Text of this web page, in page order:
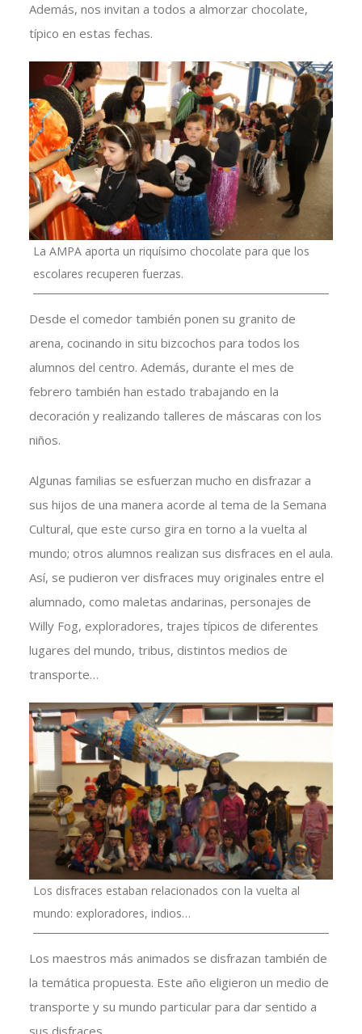
Además, nos invitan a todos a almorzar chocolate,
típico en estas fechas.
La AMPA aporta un riquísimo chocolate para que los
escolares recuperen fuerzas.
Desde el comedor también ponen su granito de
arena, cocinando in situ bizcochos para todos los
alumnos del centro. Además, durante el mes de
febrero también han estado trabajando en la
decoración y realizando talleres de máscaras con los
niños.
Algunas familias se esfuerzan mucho en disfrazar a
sus hijos de una manera acorde al tema de la Semana
Cultural, que este curso gira en torno a la vuelta al
mundo; otros alumnos realizan sus disfraces en el aula.
Así, se pudieron ver disfraces muy originales entre el
alumnado, como maletas andarinas, personajes de
Willy Fog, exploradores, trajes típicos de diferentes
lugares del mundo, tribus, distintos medios de
transporte…
Los disfraces estaban relacionados con la vuelta al
mundo: exploradores, indios…
Los maestros más animados se disfrazan también de
la temática propuesta. Este año eligieron un medio de
transporte y su mundo particular para dar sentido a
sus disfraces.